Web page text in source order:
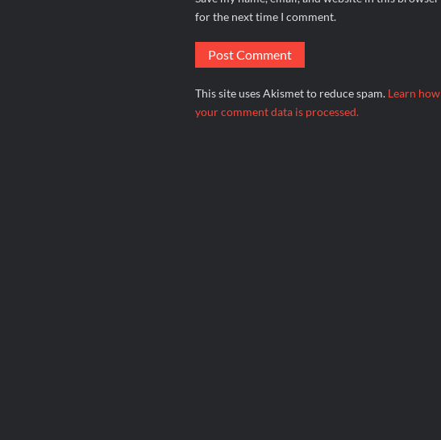
for the next time I comment.
This site uses Akismet to reduce spam. Learn how
your comment data is processed.